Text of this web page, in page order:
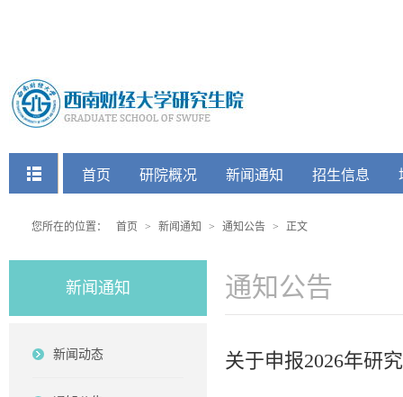
快捷菜单
首页 研院概况 新闻通知 招生信息
您所在的位置： 首页 > 新闻通知 > 通知公告 > 正文
新闻通知
新闻动态
通知公告
关于申报2026年研